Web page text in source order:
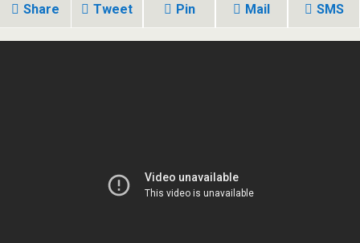
Share Tweet Pin Mail SMS